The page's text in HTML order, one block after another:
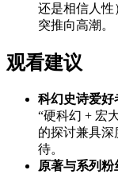
还是相信人性
突推向高潮。
观看建议
科幻史诗爱好
“硬科幻 + 宏
的探讨兼具深
待。
原著与系列粉